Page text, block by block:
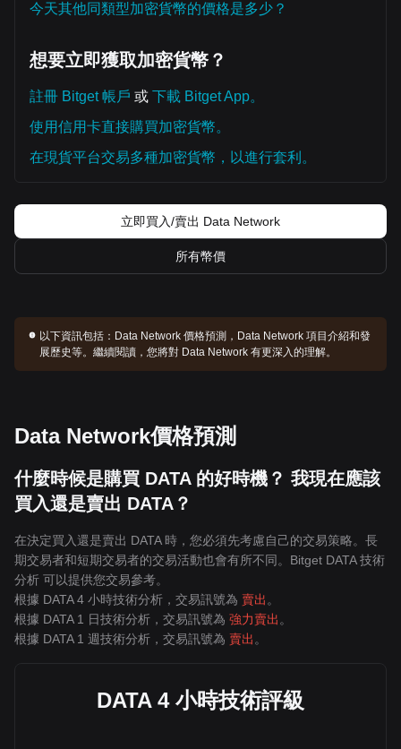
今天其他同類型加密貨幣的價格是多少？
想要立即獲取加密貨幣？
註冊 Bitget 帳戶 或 下載 Bitget App。
使用信用卡直接購買加密貨幣。
在現貨平台交易多種加密貨幣，以進行套利。
立即買入/賣出 Data Network
所有幣價
以下資訊包括： Data Network 價格預測，Data Network 項目介紹和發
展歷史等。繼續閱讀，您將對 Data Network 有更深入的理解。
Data Network價格預測
什麼時候是購買 DATA 的好時機？ 我現在應該
買入還是賣出 DATA？
在決定買入還是賣出 DATA 時，您必須先考慮自己的交易策略。長
期交易者和短期交易者的交易活動也會有所不同。Bitget DATA 技術
分析 可以提供您交易參考。
根據 DATA 4 小時技術分析，交易訊號為 賣出 。
根據 DATA 1 日技術分析，交易訊號為 強力賣出 。
根據 DATA 1 週技術分析，交易訊號為 賣出 。
DATA 4 小時技術評級